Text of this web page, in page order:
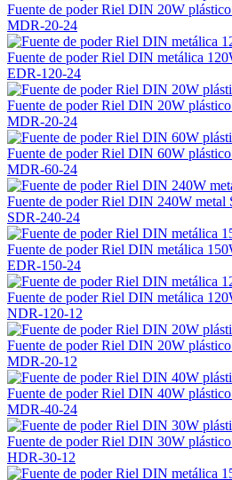
Fuente de poder Riel DIN 20W
MDR-20-24
Fuente de poder Riel DIN metálica
EDR-120-24
Fuente de poder Riel DIN 20W
MDR-20-24
Fuente de poder Riel DIN 60W
MDR-60-24
Fuente de poder Riel DIN 240W metal
SDR-240-24
Fuente de poder Riel DIN metálica
EDR-150-24
Fuente de poder Riel DIN metálica
NDR-120-12
Fuente de poder Riel DIN 20W
MDR-20-12
Fuente de poder Riel DIN 40W
MDR-40-24
Fuente de poder Riel DIN 30W
HDR-30-12